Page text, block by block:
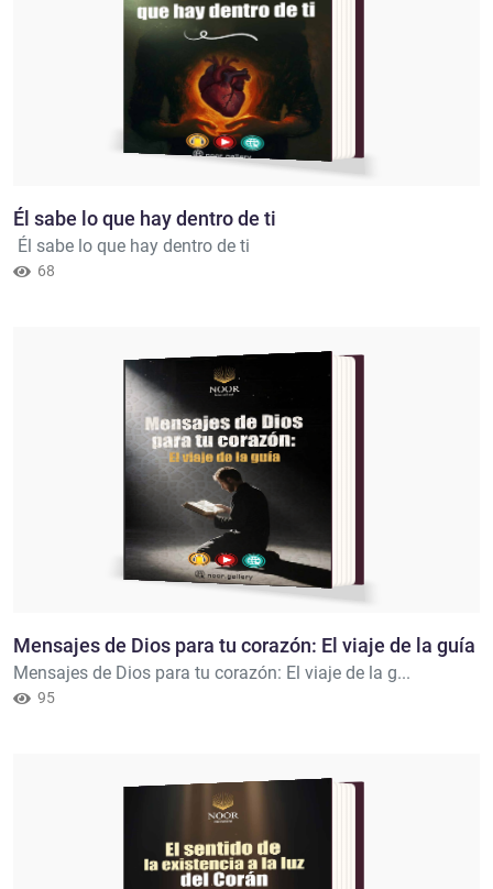
Él sabe lo que hay dentro de ti
Él sabe lo que hay dentro de ti
68
Mensajes de Dios para tu corazón: El viaje de la guía
Mensajes de Dios para tu corazón: El viaje de la g...
95